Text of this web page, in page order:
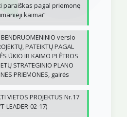
paraiškas pagal priemonę
kaimai”
verslo
PATEIKTŲ PAGAL
ŪKIO IR KAIMO PLĖTROS
STRATEGINIO PLANO
PRIEMONES, gairės
VIETOS PROJEKTUS Nr.17
LEADER-02-17)